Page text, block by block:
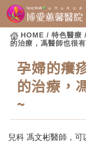
HOME / 特色醫療
的治療，馮醫師也很
孕婦的癢
的治療，
~
兒科 馮文彬醫師，